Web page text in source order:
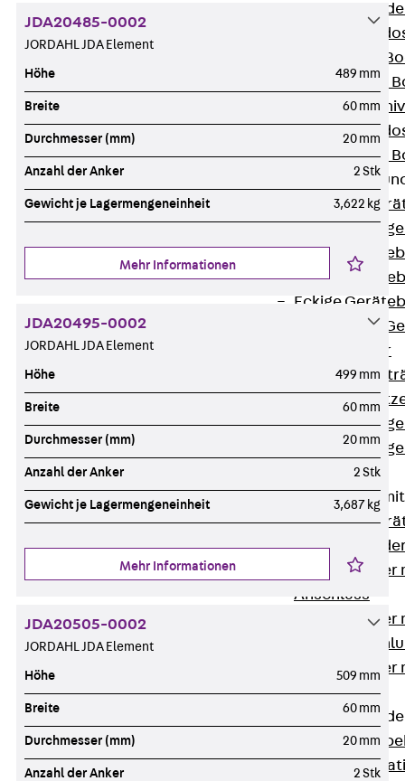
Zubehör für
Nivellierbare
Zubehör für
Nivellierbare
Gerätebecher
Zurück
Runde
Eckige
Eckige
Zubehör für
Geräteträger
Multimedia
Gerätebecher
Zurück
Gerätebecher
Anschluss
Gerätebecher
GST18-
Gerätebecher
Anschluss
Zubehör für
Zurück
JDA20485-0002
JORDAHL JDA Element
Höhe 489 mm
Breite 60 mm
Durchmesser (mm) 20 mm
Anzahl der Anker 2 Stk
Gewicht je Lagermengeneinheit 3,622 kg
Mehr Informationen
JDA20495-0002
JORDAHL JDA Element
Höhe 499 mm
Breite 60 mm
Durchmesser (mm) 20 mm
Anzahl der Anker 2 Stk
Gewicht je Lagermengeneinheit 3,687 kg
Mehr Informationen
JDA20505-0002
JORDAHL JDA Element
Höhe 509 mm
Breite 60 mm
Durchmesser (mm) 20 mm
Anzahl der Anker 2 Stk